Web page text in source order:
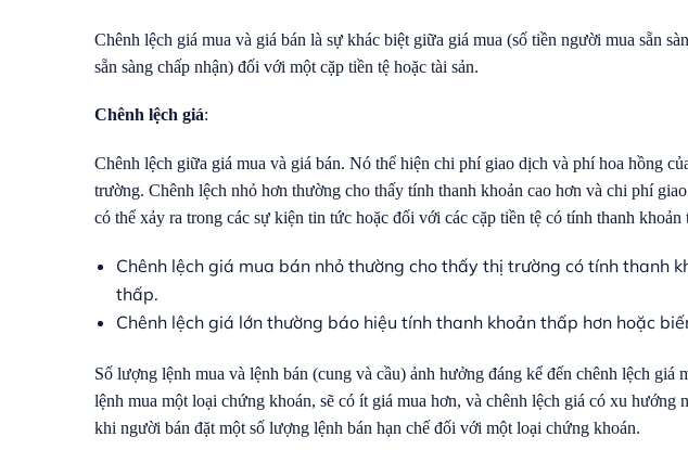
Chênh lệch giá mua và giá bán là sự khác biệt giữa giá mua (số tiền người mua sẵn
sẵn sàng chấp nhận) đối với một cặp tiền tệ hoặc tài sản.
Chênh lệch giá:
Chênh lệch giữa giá mua và giá bán. Nó thể hiện chi phí giao dịch và phí hoa hồng
trường. Chênh lệch nhỏ hơn thường cho thấy tính thanh khoản cao hơn và chi phí
có thể xảy ra trong các sự kiện tin tức hoặc đối với các cặp tiền tệ có tính thanh khoản
Chênh lệch giá mua bán nhỏ thường cho thấy thị trường có tính thanh
thấp.
Chênh lệch giá lớn thường báo hiệu tính thanh khoản thấp hơn hoặc
Số lượng lệnh mua và lệnh bán (cung và cầu) ảnh hưởng đáng kể đến chênh lệch giá
lệnh mua một loại chứng khoán, sẽ có ít giá mua hơn, và chênh lệch giá có xu
khi người bán đặt một số lượng lệnh bán hạn chế đối với một loại chứng khoán.